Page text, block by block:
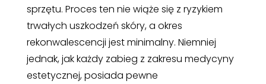
sprzętu. Proces ten nie wiąże się z ryzykiem
trwałych uszkodzeń skóry, a okres
rekonwalescencji jest minimalny. Niemniej
jednak, jak każdy zabieg z zakresu medycyny
estetycznej, posiada pewne